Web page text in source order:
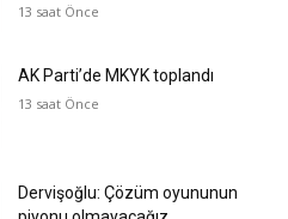
13 saat Önce
AK Parti’de MKYK toplandı
13 saat Önce
Dervişoğlu: Çözüm oyununun